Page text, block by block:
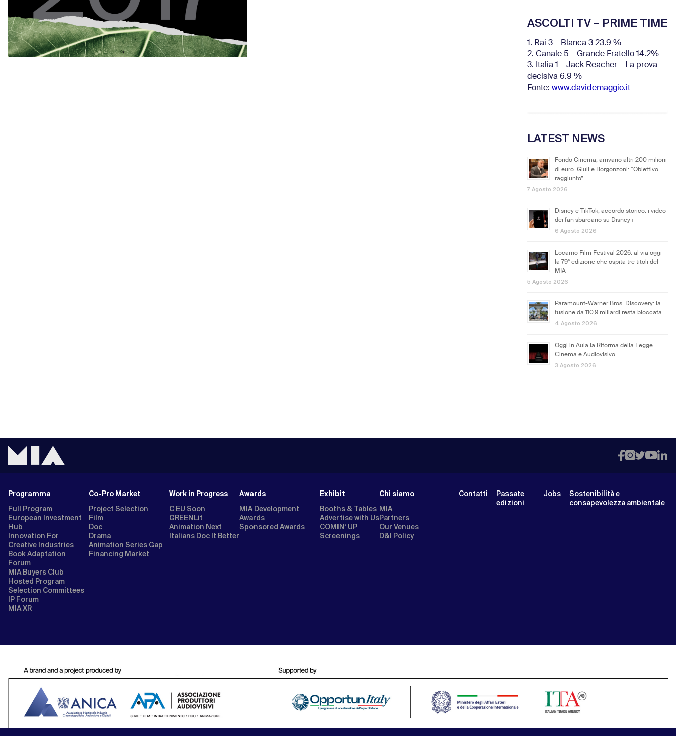
ASCOLTI TV – PRIME TIME
1. Rai 3 – Blanca 3 23.9 %
2. Canale 5 – Grande Fratello 14.2%
3. Italia 1 – Jack Reacher – La prova
decisiva 6.9 %
Fonte: www.davidemaggio.it
LATEST NEWS
Fondo Cinema, arrivano altri 200 milioni
di euro. Giuli e Borgonzoni: “Obiettivo
raggiunto”
7 Agosto 2026
Disney e TikTok, accordo storico: i video
dei fan sbarcano su Disney+
6 Agosto 2026
Locarno Film Festival 2026: al via oggi
la 79ª edizione che ospita tre titoli del
MIA
5 Agosto 2026
Paramount-Warner Bros. Discovery: la
fusione da 110,9 miliardi resta bloccata.
4 Agosto 2026
Oggi in Aula la Riforma della Legge
Cinema e Audiovisivo
3 Agosto 2026
Programma
Full Program
European Investment
Hub
Innovation For
Creative Industries
Book Adaptation
Forum
MIA Buyers Club
Hosted Program
Selection Committees
IP Forum
MIA XR
Co-Pro Market
Project Selection
Film
Doc
Drama
Animation Series Gap
Financing Market
Work in Progress
C EU Soon
GREENLit
Animation Next
Italians Doc It Better
Awards
MIA Development
Awards
Sponsored Awards
Exhibit
Booths & Tables
Advertise with Us
COMIN’ UP
Screenings
Chi siamo
MIA
Partners
Our Venues
D&I Policy
Contatti
Passate
edizioni
Jobs
Sostenibilità e
consapevolezza ambientale